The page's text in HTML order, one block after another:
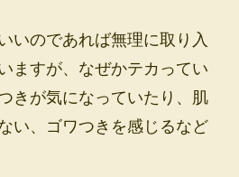
いのであれば無理に取り入
ますが、なぜかテカってい
きが気になっていたり、肌
い、ゴワつきを感じるなど